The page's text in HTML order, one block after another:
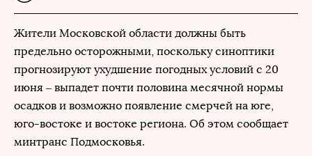
Жители Московской области должны быть
предельно осторожными, поскольку синоптики
прогнозируют ухудшение погодных условий с 20
июня – выпадет почти половина месячной нормы
осадков и возможно появление смерчей на юге,
юго-востоке и востоке региона. Об этом сообщает
минтранс Подмосковья.